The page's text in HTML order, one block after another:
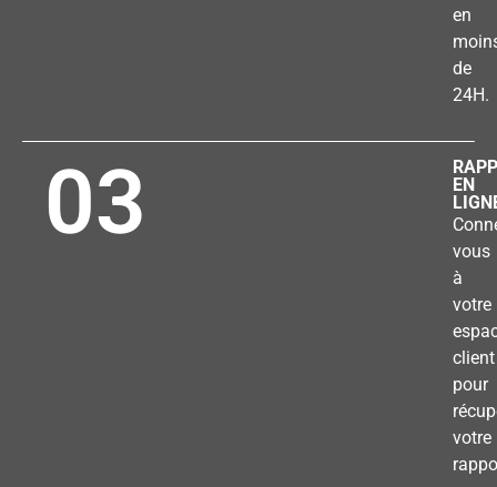
en
de
24H.
03
EN
vous
à
votre
client
pour
votre